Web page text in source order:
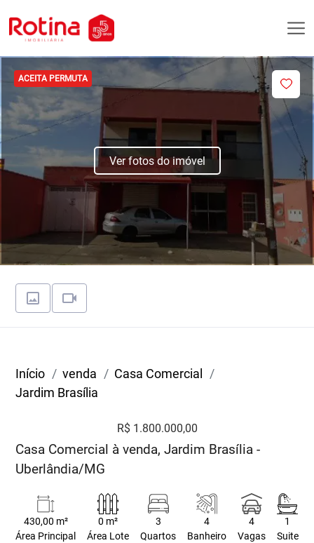
ACEITA PERMUTA
Ver fotos do imóvel
Início venda
Casa Comercial
Jardim Brasília
R$ 1.800.000,00
Casa Comercial à venda, Jardim Brasília -
Uberlândia/MG
430,00 m²
Área Principal
0 m²
Área Lote
3
Quartos
4
Banheiro
4
Vagas
1
Suite